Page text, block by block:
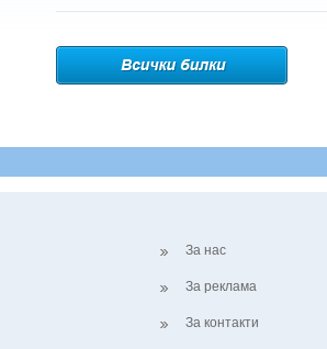
За нас
За реклама
За контакти